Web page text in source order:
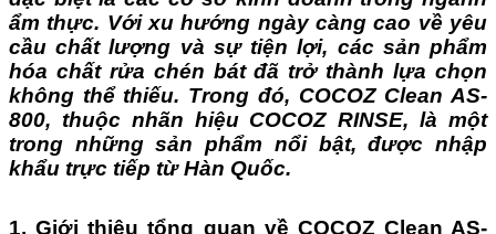
ẩm thực. Với xu hướng ngày càng cao về yêu
cầu chất lượng và sự tiện lợi, các sản phẩm
hóa chất rửa chén bát đã trở thành lựa chọn
không thể thiếu. Trong đó, COCOZ Clean AS-
800, thuộc nhãn hiệu COCOZ RINSE, là một
trong những sản phẩm nổi bật, được nhập
khẩu trực tiếp từ Hàn Quốc.
1. Giới thiệu tổng quan về COCOZ Clean AS-